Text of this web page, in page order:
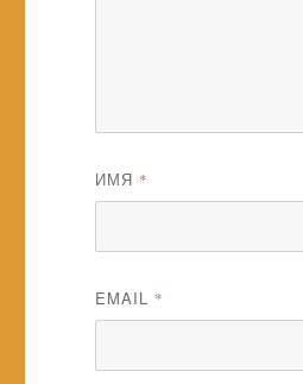
ИМЯ *
EMAIL *